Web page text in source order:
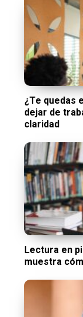
¿Te quedas
dejar de
claridad
Lectura en
muestra